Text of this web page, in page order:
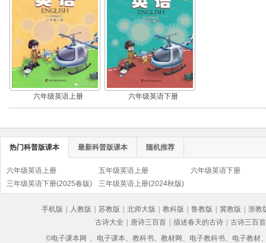
六年级英语上册 六年级英语下册
热门科普版课本 最新科普版课本 随机推荐
六年级英语上册 五年级英语上册
六年级英语下册
三年级英语下册(2025春版)
三年级英语上册(2024秋版)
手机版 人教版 苏教版 北师大版 教科版 鲁教版 冀教版
浙教
古诗大全
唐诗三百首 描述春天的古诗
古诗三百首
©电子课本网 、电子课本、教科书、教材网、电子教科书、电子教材